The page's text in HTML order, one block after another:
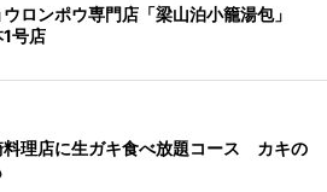
ウロンポウ専門店「梁山泊小籠湯包」
号店
料理店に生ガキ食べ放題コース カキの